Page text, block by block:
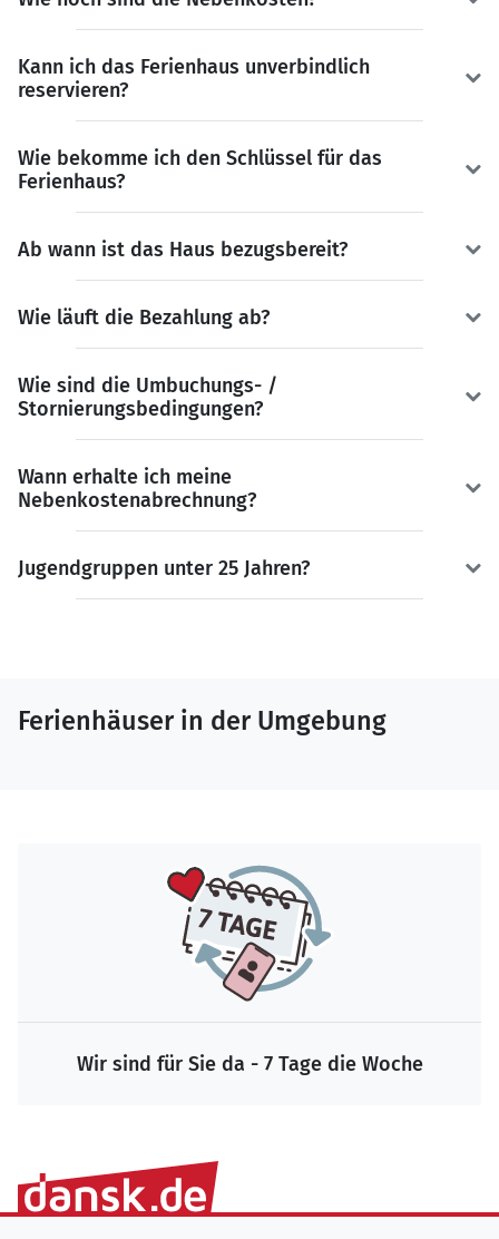
Kann ich das Ferienhaus unverbindlich
reservieren?
Wie bekomme ich den Schlüssel für das
Ferienhaus?
Ab wann ist das Haus bezugsbereit?
Wie läuft die Bezahlung ab?
Wie sind die Umbuchungs- /
Stornierungsbedingungen?
Wann erhalte ich meine
Nebenkostenabrechnung?
Jugendgruppen unter 25 Jahren?
Ferienhäuser in der Umgebung
Wir sind für Sie da - 7 Tage die Woche